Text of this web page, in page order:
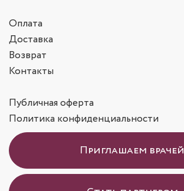
Оплата
Доставка
Возврат
Контакты
Публичная оферта
Политика конфиденциальности
Приглашаем врачей